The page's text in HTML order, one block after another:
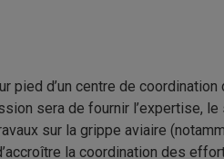
pied d’un centre de coordination
sera de fournir l’expertise,
sur la grippe aviaire
la coordination des